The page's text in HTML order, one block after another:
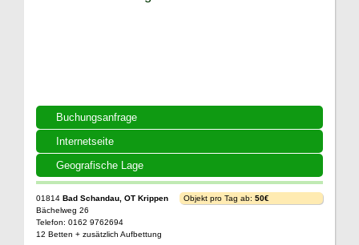
Buchungsanfrage
Internetseite
Geografische Lage
01814 Bad Schandau, OT Krippen
Bächelweg 26
Telefon: 0162 9762694
12 Betten + zusätzlich Aufbettung
Objekt pro Tag ab: 50€